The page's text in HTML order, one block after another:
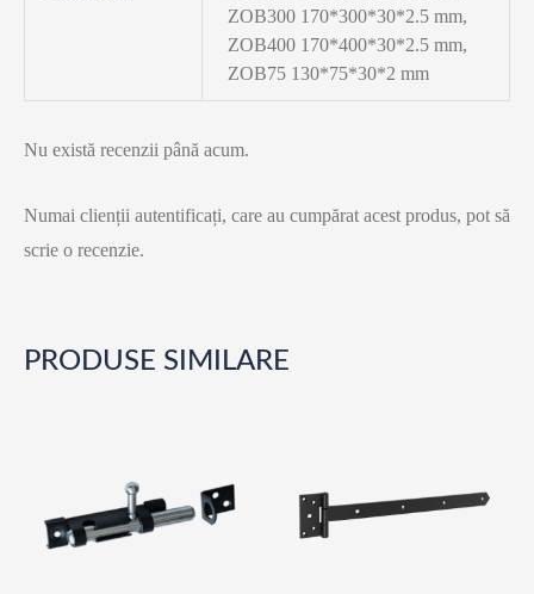
ZOB300 170*300*30*2.5 mm,
ZOB400 170*400*30*2.5 mm,
ZOB75 130*75*30*2 mm
Nu există recenzii până acum.
Numai clienții autentificați, care au cumpărat acest produs, pot să
scrie o recenzie.
PRODUSE SIMILARE